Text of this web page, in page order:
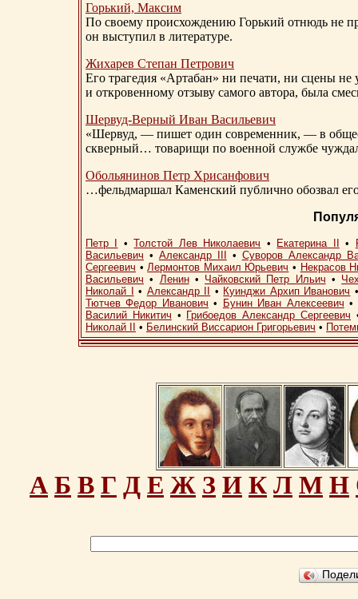
Горький, Максим
По своему происхождению Горький отнюдь не
он выступил в литературе.
Жихарев Степан Петрович
Его трагедия «Артабан» ни печати, ни сцены
и откровенному отзыву самого автора, была
Шервуд-Верный Иван Васильевич
«Шервуд, — пишет один современник, — в
скверный… товарищи по военной службе
Обольянинов Петр Хрисанфович
…фельдмаршал Каменский публично обозвал
Петр I •Толстой Лев Николаевич • Екатерина II •
Васильевич • Александр III • Суворов Александр
Сергеевич •Лермонтов Михаил Юрьевич • Некрасов
Васильевич • Ленин• Чайковский Петр Ильич •
Николай I
• Александр II • Куинджи Архип Иванович
Тютчев Федор Иванович • Бунин Иван Алексеевич •
Василий Никитич • Грибоедов Александр Сергеевич
Николай II
• Белинский Виссарион Григорьевич •
А Б В Г Д Е Ж З И К Л М Н